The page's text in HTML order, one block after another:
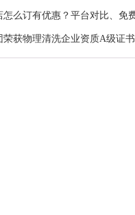
么订有优惠？平台对比、免
荣获物理清洗企业资质A级证书